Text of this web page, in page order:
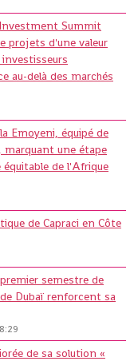
Summit
projets d'une valeur
au-delà des marchés
Emoyeni, équipé de
marquant une étape
de l'Afrique
de Capraci en Côte
semestre de
Dubaï renforcent sa
de sa solution «